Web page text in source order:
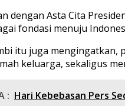
dengan Asta Cita
fondasi menuju
itu juga
keluarga, sekaligus
: Hari Kebebasan Pers